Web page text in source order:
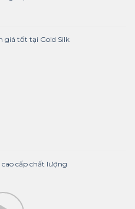
giá tốt tại Gold Silk
cấp chất lượng